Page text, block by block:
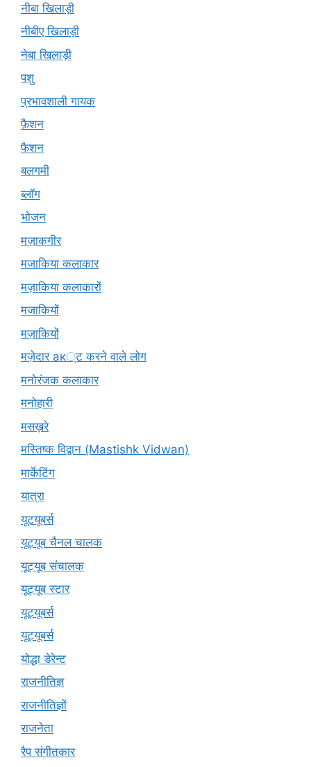
नीबा खिलाड़ी
नीबीए खिलाड़ी
नेबा खिलाड़ी
पशु
प्रभावशाली गायक
फ़ैशन
फैशन
बलगमी
ब्लॉग
भोजन
मज़ाकगीर
मजाकिया कलाकार
मज़ाकिया कलाकारों
मजाकियों
मज़ाकियों
मज़ेदार ак्ट करने वाले लोग
मनोरंजक कलाकार
मनोहारी
मसख़रे
मस्तिष्क विद्वान (Mastishk Vidwan)
मार्केटिंग
यात्रा
यूटयूबर्स
यूट्यूब चैनल चालक
यूट्यूब संचालक
यूट्यूब स्टार
यूट्‍यूबर्स
यूट्यूबर्स
योद्धा डेरेन्ट
राजनीतिज्ञ
राजनीतिज्ञों
राजनेता
रैप संगीतकार